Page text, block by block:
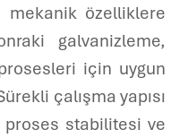
özelliklere
galvanizleme,
için uygun
çalışma yapısı
proses stabilitesi ve